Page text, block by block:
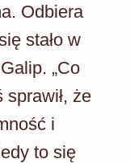
Odbiera
stało w
„Co
sprawił, że
i
to się